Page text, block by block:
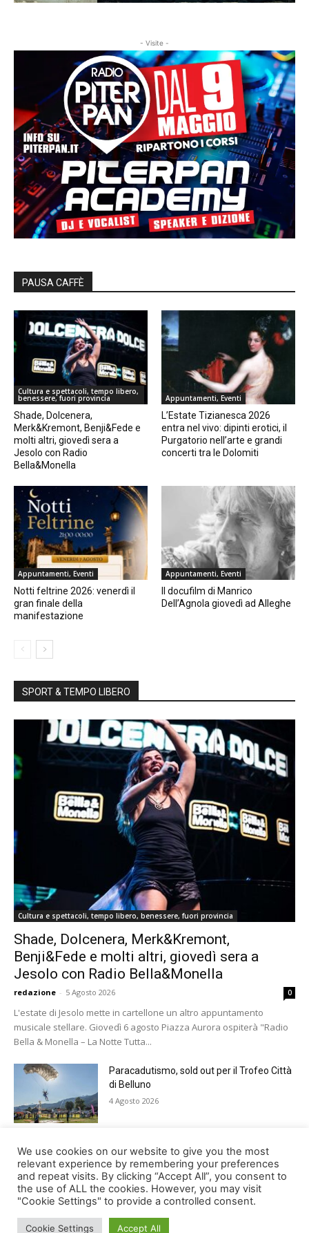
- Visite -
PAUSA CAFFÈ
Cultura e spettacoli, tempo libero,
benessere, fuori provincia
Shade, Dolcenera,
Merk&Kremont, Benji&Fede e
molti altri, giovedì sera a
Jesolo con Radio
Bella&Monella
Appuntamenti, Eventi
L’Estate Tizianesca 2026
entra nel vivo: dipinti erotici, il
Purgatorio nell’arte e grandi
concerti tra le Dolomiti
Appuntamenti, Eventi
Notti feltrine 2026: venerdì il
gran finale della
manifestazione
Appuntamenti, Eventi
Il docufilm di Manrico
Dell’Agnola giovedì ad Alleghe
SPORT & TEMPO LIBERO
Cultura e spettacoli, tempo libero, benessere, fuori provincia
Shade, Dolcenera, Merk&Kremont,
Benji&Fede e molti altri, giovedì sera a
Jesolo con Radio Bella&Monella
redazione - 5 Agosto 2026 0
L'estate di Jesolo mette in cartellone un altro appuntamento
musicale stellare. Giovedì 6 agosto Piazza Aurora ospiterà "Radio
Bella & Monella – La Notte Tutta...
Paracadutismo, sold out per il Trofeo Città
di Belluno
4 Agosto 2026
Notti feltrine 2026: venerdì il gran finale
della manifestazione
4 Agosto 2026
We use cookies on our website to give you the most
relevant experience by remembering your preferences
and repeat visits. By clicking “Accept All”, you consent to
the use of ALL the cookies. However, you may visit
"Cookie Settings" to provide a controlled consent.
Cookie Settings Accept All